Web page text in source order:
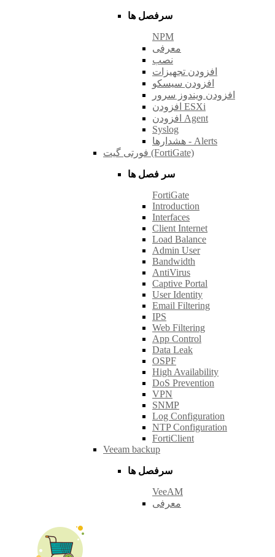
سرفصل ها
NPM
معرفی
نصب
افزودن تجهیزات
افزودن سیسکو
افزودن ویندوز سرور
افزودن ESXi
افزودن Agent
Syslog
هشدارها - Alerts
فورتی گیت (FortiGate)
سر فصل ها
FortiGate
Introduction
Interfaces
Client Internet
Load Balance
Admin User
Bandwidth
AntiVirus
Captive Portal
User Identity
Email Filtering
IPS
Web Filtering
App Control
Data Leak
OSPF
High Availability
DoS Prevention
VPN
SNMP
Log Configuration
NTP Configuration
FortiClient
Veeam backup
سرفصل ها
VeeAM
معرفی